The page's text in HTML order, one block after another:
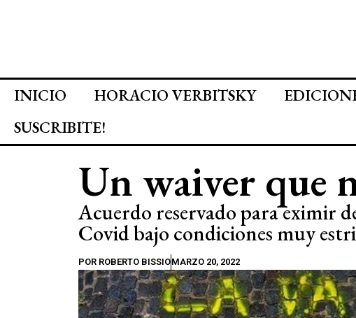
INICIO HORACIO VERBITSKY
SUSCRIBITE!
Un waiver que
Acuerdo reservado para eximir
Covid bajo condiciones muy
POR ROBERTO BISSIOMARZO 20, 2022